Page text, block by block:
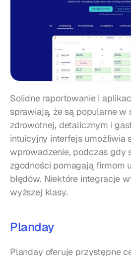
Solidne raportowanie i
sprawiają, że są popularne w
zdrowotnej, detalicznym i
intuicyjny interfejs umożliwia
wprowadzenie, podczas gdy
zgodności pomagają firmom
błędów. Niektóre integracje
wyższej klasy.
Planday
Planday oferuje przystępne